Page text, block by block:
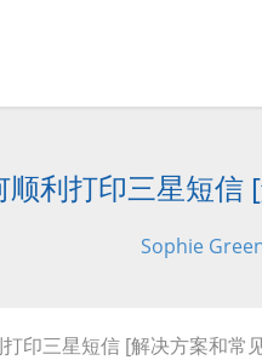
顺利打印三星短信
Sophie
印三星短信 [解决方案和常